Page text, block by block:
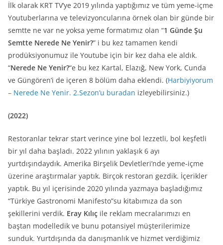
İlk olarak KRT TV’ye 2019 yılında yaptığımız ve tüm yeme-içme
Youtuberlarına ve televizyoncularına örnek olan bir günde bir
semtte ne var ne yoksa yeme formatımız olan “1 Günde Şu
Semtte Nerede Ne Yenir?” i bu kez tamamen kendi
prodüksiyonumuz ile Youtube için bir kez daha ele aldık.
“Nerede Ne Yenir?“e bu kez Kartal, Elazığ, New York, Cunda
ve Güngören’i de içeren 8 bölüm daha eklendi. (Harbiyiyorum
– Nerede Ne Yenir. 2.Sezon’u buradan izleyebilirsiniz.)
(2022)
Restoranlar tekrar start verince yine bol lezzetli, bol keşfetli
bir yıl daha başladı. 2022 yılının yaklaşık 6 ayı
yurtdışındaydık. Amerika Birşelik Devletleri’nde yeme-içme
üzerine araştırmalar yaptık. Birçok restoran gezdik. İçerikler
yaptık. Bu yıl içerisinde 2020 yılında yazmaya başladığımız
“Türkiye Gastronomi Manifesto”su kitabımıza da son
şekillerini verdik. Eray Kılıç ile reklam mecralarımızı en
baştan modelledik ve bunu potansiyel müşterilerimize
sunduk. Yurtdışında da danışmanlık ve hizmet verdiğimiz